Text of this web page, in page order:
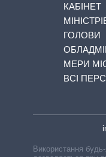
КАБІНЕТ
ГОЛОВИ
МЕРИ
ВСІ
Використання будь-